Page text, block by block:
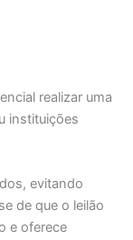
realizar uma
instituições
evitando
de que o leilão
e oferece